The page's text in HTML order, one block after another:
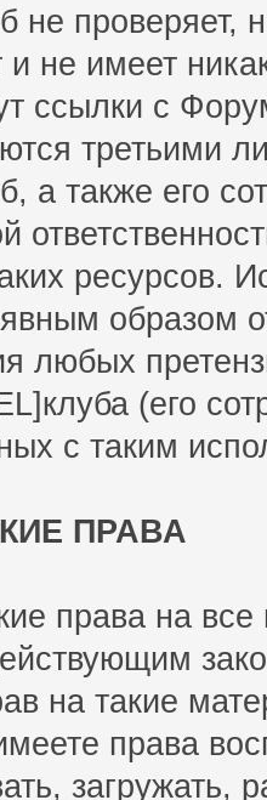
не проверяет,
и не имеет
ссылки с
третьими
а также его
ресурсов.
образом
любых
(его
с таким
ПРАВА
права на
на такие
права
загружать,